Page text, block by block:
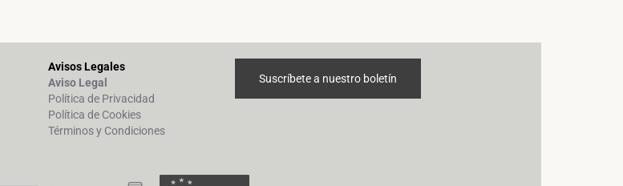
Avisos Legales
Aviso Legal
Política de Privacidad
Política de Cookies
Términos y Condiciones
Suscríbete a nuestro boletín